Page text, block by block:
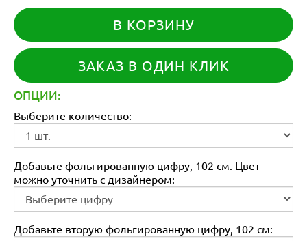
В КОРЗИНУ
ЗАКАЗ В ОДИН КЛИК
ОПЦИИ:
Выберите количество:
Добавьте фольгированную цифру, 102 см. Цвет
можно уточнить с дизайнером:
Добавьте вторую фольгированную цифру, 102 см: